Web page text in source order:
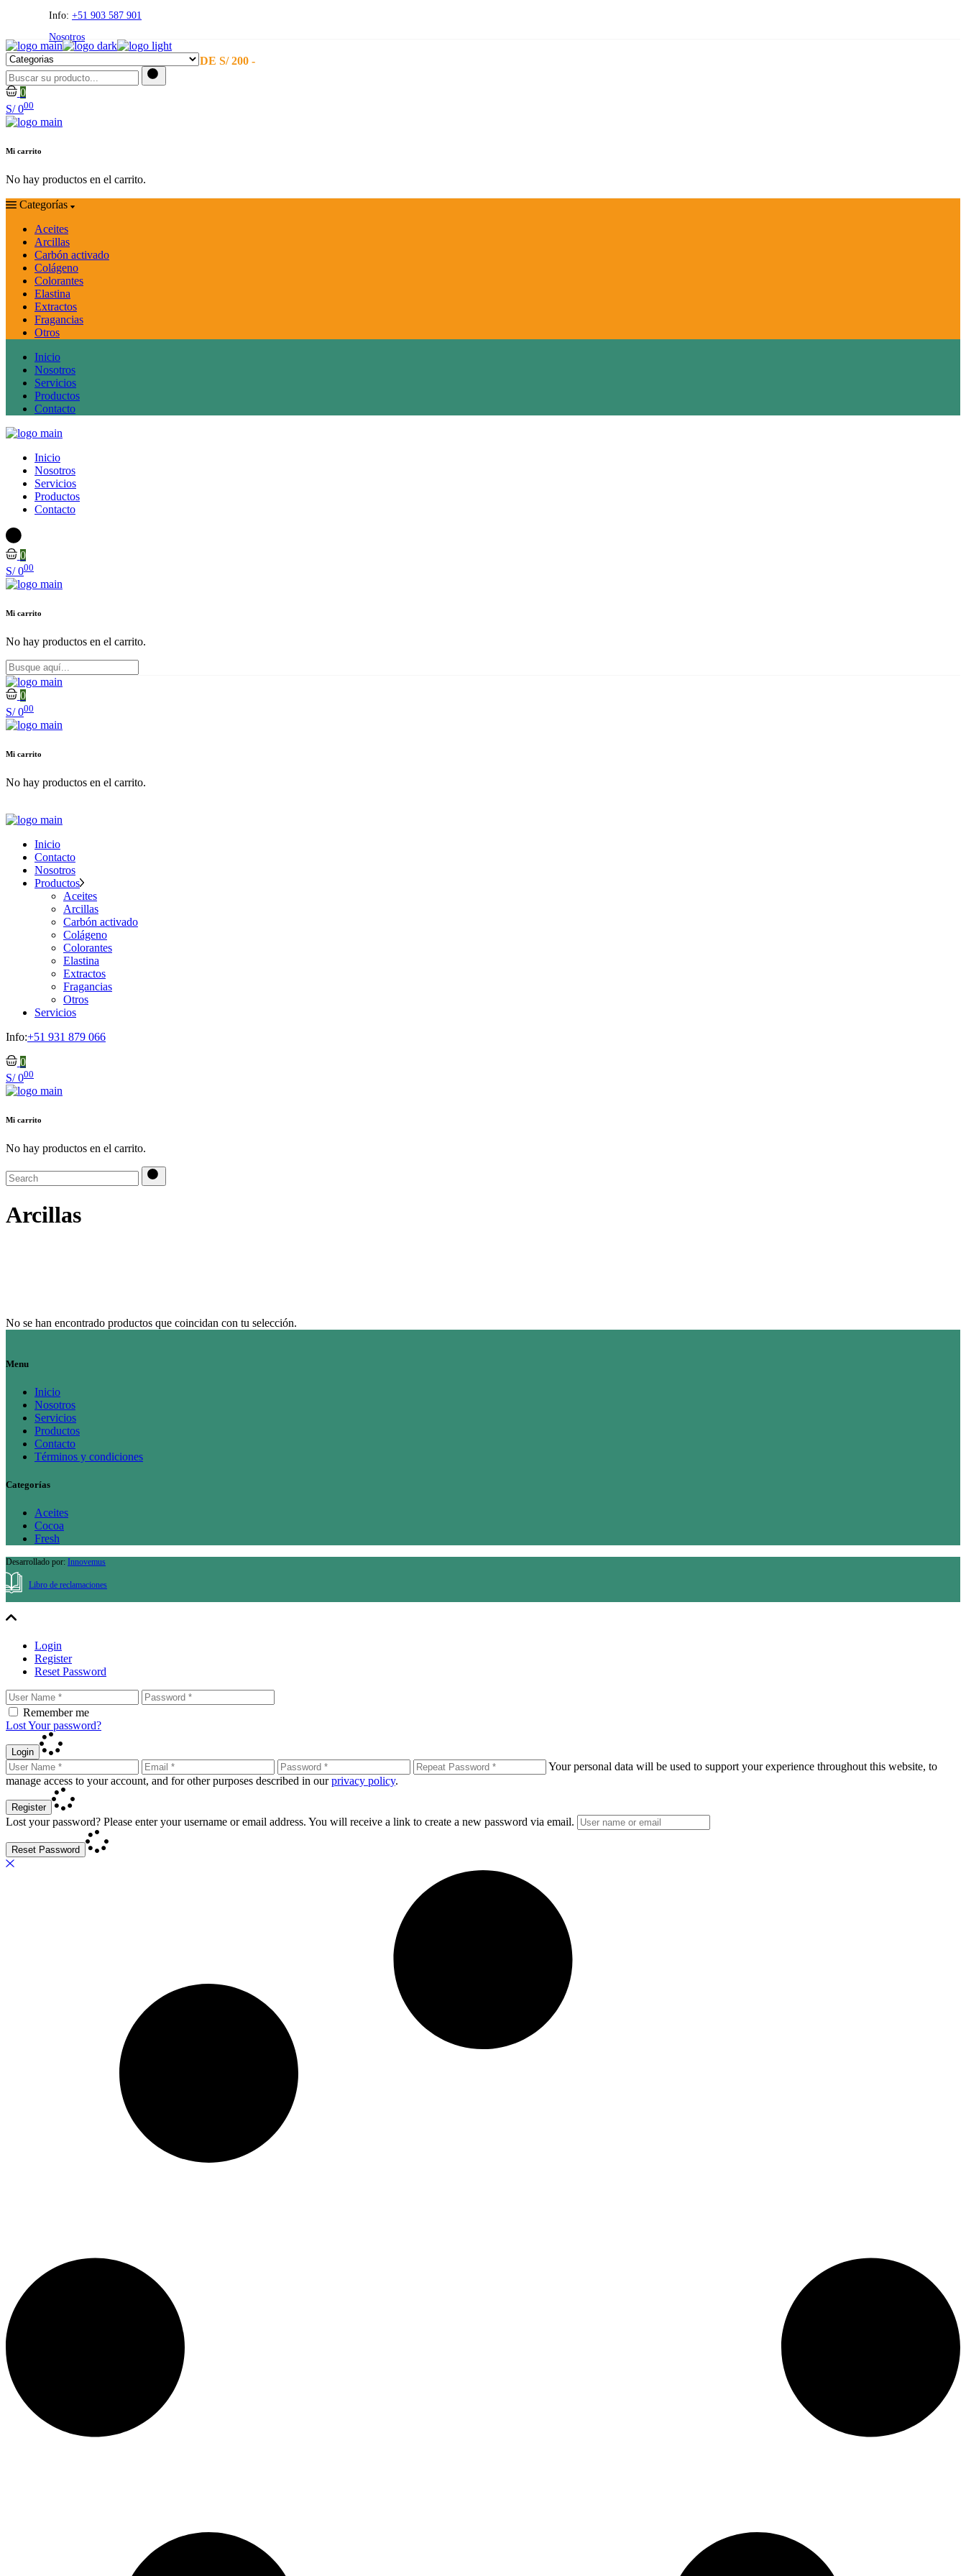
the
content
Info: +51 903 587 901
Nosotros
- ENVÍO GRATIS A PARTIR DE S/ 200 -
0
S/000
Mi carrito
No hay productos en el carrito.
Categorías
Aceites
Arcillas
Carbón activado
Colágeno
Colorantes
Elastina
Extractos
Fragancias
Otros
Inicio
Nosotros
Servicios
Productos
Contacto
Inicio
Nosotros
Servicios
Productos
Contacto
0
S/000
Mi carrito
No hay productos en el carrito.
0
S/000
Mi carrito
No hay productos en el carrito.
Inicio
Contacto
Nosotros
Productos
Aceites
Arcillas
Carbón activado
Colágeno
Colorantes
Elastina
Extractos
Fragancias
Otros
Servicios
Info:+51 931 879 066
0
S/000
Mi carrito
No hay productos en el carrito.
Search
for:
Arcillas
No se han encontrado productos que coincidan con tu selección.
Menu
Inicio
Nosotros
Servicios
Productos
Contacto
Términos y condiciones
Categorías
Aceites
Cocoa
Fresh
Desarrollado por: Innovemus
Libro de reclamaciones
Login
Register
Reset Password
Remember me
Lost Your password?
Login
Your personal data will be used to support your experience throughout this website, to
manage access to your account, and for other purposes described in ourprivacy policy.
Register
Lost your password? Please enter your username or email address. You will receive a link to create a new password via email.
Reset Password